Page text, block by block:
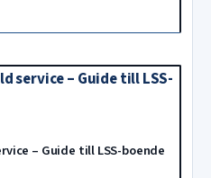
– Guide till LSS-boende